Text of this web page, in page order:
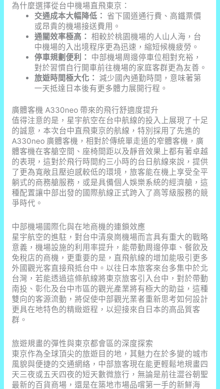
為什麼選擇從台中機場直飛東京：
交通成本大幅降低： 省下國道通行費、高鐵票價
或昂貴的機場接送費用。
通關效率極高： 相較於桃園機場的人山人海，台
中機場的入出境程序更為迅速，縮短候機疲勞。
停車規劃便利： 中部機場周邊停車位相對充裕，
對於習慣自行開車前往機場的家庭客群更為友善。
旅遊時間極大化： 減少國內通勤時間，意味著第
一天抵達日本後有更多體力展開行程。
廣體客機 A330neo 帶來的飛行舒適度提升
值得注意的是，星宇航空在台中航線的投入上展現了十足
的誠意，本次台中直飛東京的航線，特別採用了先進的
A330neo 廣體客機，相對於傳統單走道的窄體客機，廣
體客機在客艙空間、座椅間距以及靜音效果上都有著卓越
的表現，這對於飛行時間約三小時的台日航線來說，提供
了更為寬敞且壓迫感較低的環境，旅客能在機上享受全平
躺式的商務艙服務，或是具備個人娛樂系統的經濟艙，這
種配置讓中部出發的國際航線正式跨入了高等級服務的競
爭時代。
中部機場國際化與在地商機的連鎖效應
星宇航空的進駐，對台中清泉崗機場而言具有重大的戰略
意義，機場設施的利用率提升，能帶動周邊停車、餐飲及
免稅店的商機，更重要的是，直飛航線的增加能吸引更多
外國觀光客直接飛抵台中。以往日本旅客來台多集中於北
台灣，若能透過這條航線將東京旅客引入台中，對於帶動
南投、彰化及台中市區的觀光產業將有極大的助益，這種
雙向的客源流動，將促使中部觀光業者重新思考如何設計
更具在地特色的精緻遊程，以迎接來自日本的高品質客
群。
旅遊規畫的彈性與東京都會區的深度探索
東京作為全球頂尖的旅遊目的地，其魅力在於多變的城市
風貌與便捷的交通網絡，中部旅客現在能更輕鬆地規畫四
天三夜或五天四夜的短天數微旅行，無論是前往澀谷朝聖
最新的百貨商場，還是在築地市場品嚐第一手的新鮮海